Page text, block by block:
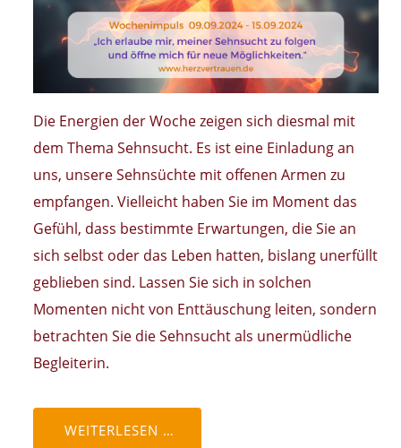
Die Energien der Woche zeigen sich diesmal mit
dem Thema Sehnsucht. Es ist eine Einladung an
uns, unsere Sehnsüchte mit offenen Armen zu
empfangen. Vielleicht haben Sie im Moment das
Gefühl, dass bestimmte Erwartungen, die Sie an
sich selbst oder das Leben hatten, bislang unerfüllt
geblieben sind. Lassen Sie sich in solchen
Momenten nicht von Enttäuschung leiten, sondern
betrachten Sie die Sehnsucht als unermüdliche
Begleiterin.
WEITERLESEN …